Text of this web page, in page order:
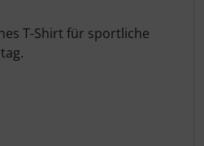
T-Shirt für sportliche